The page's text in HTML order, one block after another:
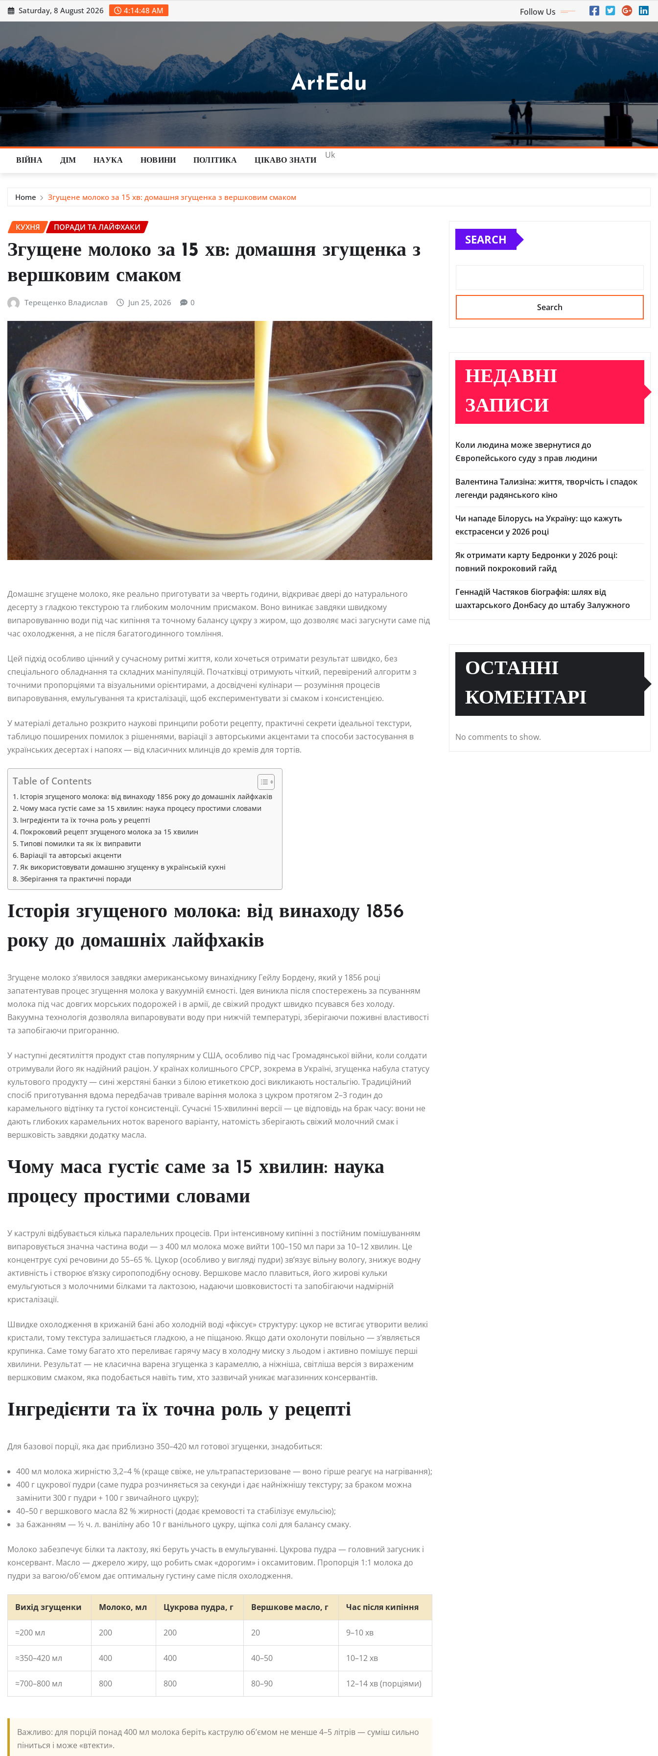
Skip
to
Saturday, 8 August 2026 4:14:49 AM Follow Us
ArtEdu
ВІЙНА ДІМ НАУКА НОВИНИ ПОЛІТИКА ЦІКАВО ЗНАТИ
Uk
Home Згущене молоко за 15 хв: домашня згущенка з вершковим смаком
КУХНЯ ПОРАДИ ТА ЛАЙФХАКИ
Згущене молоко за 15 хв: домашня згущенка з
вершковим смаком
Терещенко Владислав Jun 25, 2026 0
Домашнє згущене молоко, яке реально приготувати за чверть години, відкриває двері до натурального
десерту з гладкою текстурою та глибоким молочним присмаком. Воно виникає завдяки швидкому
випаровуванню води під час кипіння та точному балансу цукру з жиром, що дозволяє масі загуснути саме під
час охолодження, а не після багатогодинного томління.
Цей підхід особливо цінний у сучасному ритмі життя, коли хочеться отримати результат швидко, без
спеціального обладнання та складних маніпуляцій. Початківці отримують чіткий, перевірений алгоритм з
точними пропорціями та візуальними орієнтирами, а досвідчені кулінари — розуміння процесів
випаровування, емульгування та кристалізації, щоб експериментувати зі смаком і консистенцією.
У матеріалі детально розкрито наукові принципи роботи рецепту, практичні секрети ідеальної текстури,
таблицю поширених помилок з рішеннями, варіації з авторськими акцентами та способи застосування в
українських десертах і напоях — від класичних млинців до кремів для тортів.
Table of Contents
Історія згущеного молока: від винаходу 1856 року до домашніх лайфхаків
Чому маса густіє саме за 15 хвилин: наука процесу простими словами
Інгредієнти та їх точна роль у рецепті
Покроковий рецепт згущеного молока за 15 хвилин
Типові помилки та як їх виправити
Варіації та авторські акценти
Як використовувати домашню згущенку в українській кухні
Зберігання та практичні поради
Історія згущеного молока: від винаходу 1856
року до домашніх лайфхаків
Згущене молоко з’явилося завдяки американському винахіднику Гейлу Бордену, який у 1856 році
запатентував процес згущення молока у вакуумній ємності. Ідея виникла після спостережень за псуванням
молока під час довгих морських подорожей і в армії, де свіжий продукт швидко псувався без холоду.
Вакуумна технологія дозволяла випаровувати воду при нижчій температурі, зберігаючи поживні властивості
та запобігаючи пригоранню.
У наступні десятиліття продукт став популярним у США, особливо під час Громадянської війни, коли солдати
отримували його як надійний раціон. У країнах колишнього СРСР, зокрема в Україні, згущенка набула статусу
культового продукту — сині жерстяні банки з білою етикеткою досі викликають ностальгію. Традиційний
спосіб приготування вдома передбачав тривале варіння молока з цукром протягом 2–3 годин до
карамельного відтінку та густої консистенції. Сучасні 15-хвилинні версії — це відповідь на брак часу: вони не
дають глибоких карамельних ноток вареного варіанту, натомість зберігають свіжий молочний смак і
вершковість завдяки додатку масла.
Чому маса густіє саме за 15 хвилин: наука
процесу простими словами
У каструлі відбувається кілька паралельних процесів. При інтенсивному кипінні з постійним помішуванням
випаровується значна частина води — з 400 мл молока може вийти 100–150 мл пари за 10–12 хвилин. Це
концентрує сухі речовини до 55–65 %. Цукор (особливо у вигляді пудри) зв’язує вільну вологу, знижує водну
активність і створює в’язку сиропоподібну основу. Вершкове масло плавиться, його жирові кульки
емульгуються з молочними білками та лактозою, надаючи шовковистості та запобігаючи надмірній
кристалізації.
Швидке охолодження в крижаній бані або холодній воді «фіксує» структуру: цукор не встигає утворити великі
кристали, тому текстура залишається гладкою, а не піщаною. Якщо дати охолонути повільно — з’являється
крупинка. Саме тому багато хто переливає гарячу масу в холодну миску з льодом і активно помішує перші
хвилини. Результат — не класична варена згущенка з карамеллю, а ніжніша, світліша версія з вираженим
вершковим смаком, яка подобається навіть тим, хто зазвичай уникає магазинних консервантів.
Інгредієнти та їх точна роль у рецепті
Для базової порції, яка дає приблизно 350–420 мл готової згущенки, знадобиться:
400 мл молока жирністю 3,2–4 % (краще свіже, не ультрапастеризоване — воно гірше реагує на нагрівання);
400 г цукрової пудри (саме пудра розчиняється за секунди і дає найніжнішу текстуру; за браком можна
замінити 300 г пудри + 100 г звичайного цукру);
40–50 г вершкового масла 82 % жирності (додає кремовості та стабілізує емульсію);
за бажанням — ½ ч. л. ваніліну або 10 г ванільного цукру, щіпка солі для балансу смаку.
Молоко забезпечує білки та лактозу, які беруть участь в емульгуванні. Цукрова пудра — головний загусник і
консервант. Масло — джерело жиру, що робить смак «дорогим» і оксамитовим. Пропорція 1:1 молока до
пудри за вагою/об’ємом дає оптимальну густину саме після охолодження.
Вихід згущенки Молоко, мл Цукрова пудра, г Вершкове масло, г Час після кипіння
≈200 мл 200 200 20 9–10 хв
≈350–420 мл 400 400 40–50 10–12 хв
≈700–800 мл 800 800 80–90 12–14 хв (порціями)
Важливо: для порцій понад 400 мл молока беріть каструлю об’ємом не менше 4–5 літрів — суміш сильно
піниться і може «втекти».
SEARCH
Search
НЕДАВНІ
ЗАПИСИ
Коли людина може звернутися до
Європейського суду з прав людини
Валентина Тализіна: життя, творчість і спадок
легенди радянського кіно
Чи нападе Білорусь на Україну: що кажуть
екстрасенси у 2026 році
Як отримати карту Бедронки у 2026 році:
повний покроковий гайд
Геннадій Частяков біографія: шлях від
шахтарського Донбасу до штабу Залужного
ОСТАННІ
КОМЕНТАРІ
No comments to show.